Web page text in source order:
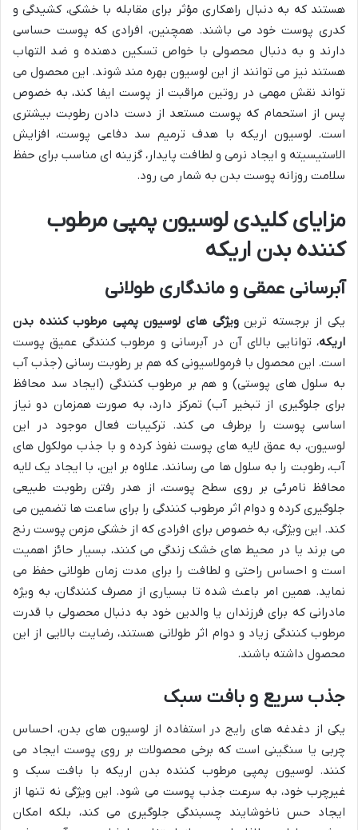
هستند که به دنبال راهکاری مؤثر برای مقابله با خشکی، کشیدگی و
کدری پوست خود می باشند. همچنین، افرادی که پوست حساسی
دارند و به دنبال محصولی با خواص تسکین دهنده و ضد التهاب
هستند نیز می توانند از این لوسیون بهره مند شوند. این محصول می
تواند نقش مهمی در روتین مراقبت از پوست ایفا کند، به خصوص
پس از استحمام که پوست مستعد از دست دادن رطوبت بیشتری
است. لوسیون اریکه با هدف ترمیم سد دفاعی پوست، افزایش
الاستیسیته و ایجاد نرمی و لطافت پایدار، گزینه ای مناسب برای حفظ
سلامت روزانه پوست بدن به شمار می رود.
مزایای کلیدی لوسیون پمپی مرطوب
کننده بدن اریکه
آبرسانی عمقی و ماندگاری طولانی
یکی از برجسته ترینویژگی های لوسیون پمپی مرطوب کننده بدن
اریکه، توانایی بالای آن در آبرسانی و مرطوب کنندگی عمیق پوست
است. این محصول با فرمولاسیونی که هم بر رطوبت رسانی (جذب آب
به سلول های پوستی) و هم بر مرطوب کنندگی (ایجاد سد محافظ
برای جلوگیری از تبخیر آب) تمرکز دارد، به صورت همزمان دو نیاز
اساسی پوست را برطرف می کند. ترکیبات فعال موجود در این
لوسیون، به عمق لایه های پوست نفوذ کرده و با جذب مولکول های
آب، رطوبت را به سلول ها می رسانند. علاوه بر این، با ایجاد یک لایه
محافظ نامرئی بر روی سطح پوست، از هدر رفتن رطوبت طبیعی
جلوگیری کرده و دوام اثر مرطوب کنندگی را برای ساعت ها تضمین می
کند. این ویژگی، به خصوص برای افرادی که از خشکی مزمن پوست رنج
می برند یا در محیط های خشک زندگی می کنند، بسیار حائز اهمیت
است و احساس راحتی و لطافت را برای مدت زمان طولانی حفظ می
نماید. همین امر باعث شده تا بسیاری از مصرف کنندگان، به ویژه
مادرانی که برای فرزندان یا والدین خود به دنبال محصولی با قدرت
مرطوب کنندگی زیاد و دوام اثر طولانی هستند، رضایت بالایی از این
محصول داشته باشند.
جذب سریع و بافت سبک
یکی از دغدغه های رایج در استفاده از لوسیون های بدن، احساس
چربی یا سنگینی است که برخی محصولات بر روی پوست ایجاد می
کنند. لوسیون پمپی مرطوب کننده بدن اریکه با بافت سبک و
غیرچرب خود، به سرعت جذب پوست می شود. این ویژگی نه تنها از
ایجاد حس ناخوشایند چسبندگی جلوگیری می کند، بلکه امکان